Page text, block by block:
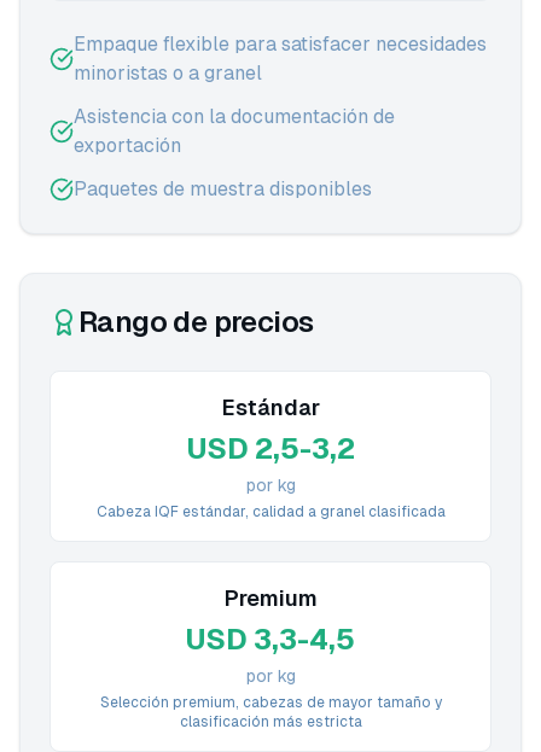
Empaque flexible para satisfacer necesidades
minoristas o a granel
Asistencia con la documentación de
exportación
Paquetes de muestra disponibles
Rango de precios
Estándar
USD 2,5-3,2
por kg
Cabeza IQF estándar, calidad a granel clasificada
Premium
USD 3,3-4,5
por kg
Selección premium, cabezas de mayor tamaño y
clasificación más estricta